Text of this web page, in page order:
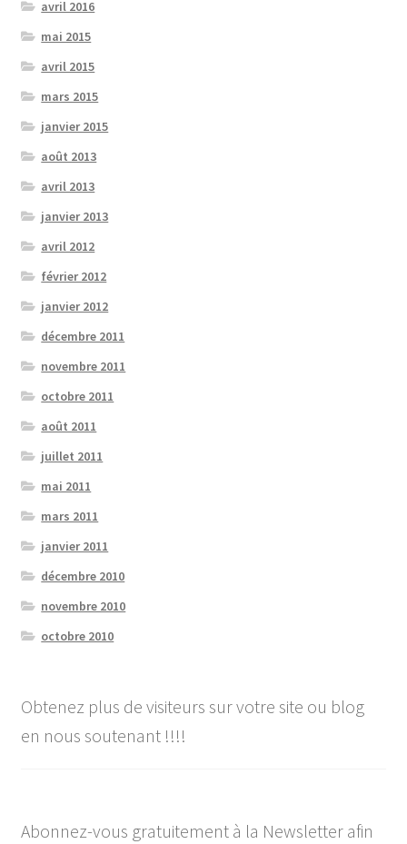
avril 2016
mai 2015
avril 2015
mars 2015
janvier 2015
août 2013
avril 2013
janvier 2013
avril 2012
février 2012
janvier 2012
décembre 2011
novembre 2011
octobre 2011
août 2011
juillet 2011
mai 2011
mars 2011
janvier 2011
décembre 2010
novembre 2010
octobre 2010
Obtenez plus de visiteurs sur votre site ou blog
en nous soutenant !!!!
Abonnez-vous gratuitement à la Newsletter afin